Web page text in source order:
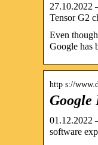
27.10.2022
Tensor G2
Even
Google has
http s://
Google
01.12.2022
software